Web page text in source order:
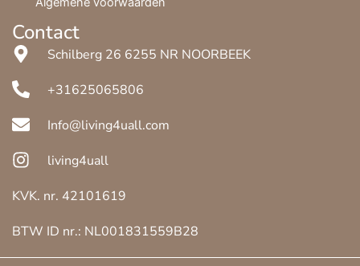
Contact
Schilberg 26 6255 NR NOORBEEK
+31625065806
Info@living4uall.com
living4uall
KVK. nr. 42101619
BTW ID nr.: NL001831559B28